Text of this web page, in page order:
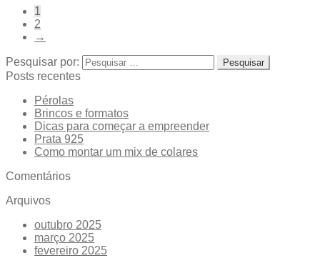
1
2
→
Pesquisar por:
Posts recentes
Pérolas
Brincos e formatos
Dicas para começar a empreender
Prata 925
Como montar um mix de colares
Comentários
Arquivos
outubro 2025
março 2025
fevereiro 2025